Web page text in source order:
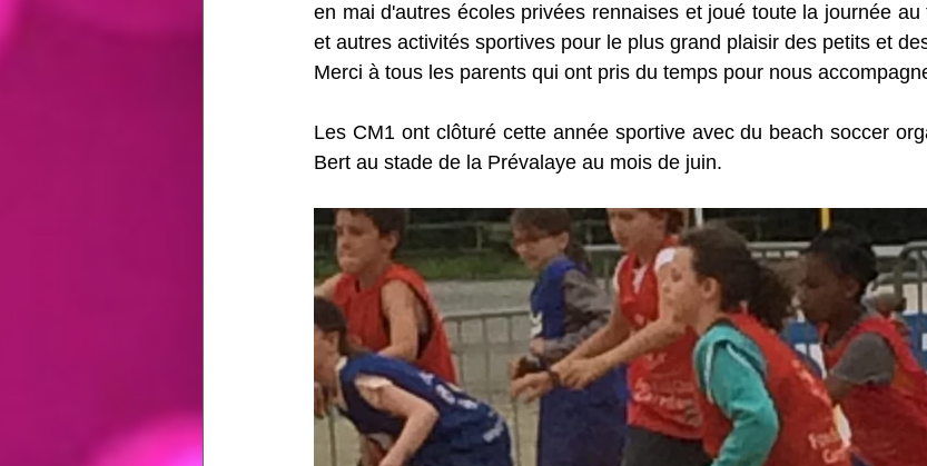
en mai d'autres écoles privées rennaises et joué toute la journée au
et autres activités sportives pour le plus grand plaisir des petits et
Merci à tous les parents qui ont pris du temps pour nous
Les CM1 ont clôturé cette année sportive avec du beach soccer
Bert au stade de la Prévalaye au mois de juin.